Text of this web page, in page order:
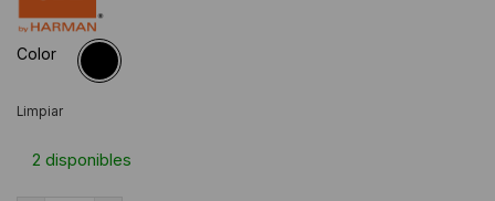
199.
Color
Limpiar
2 disponibles